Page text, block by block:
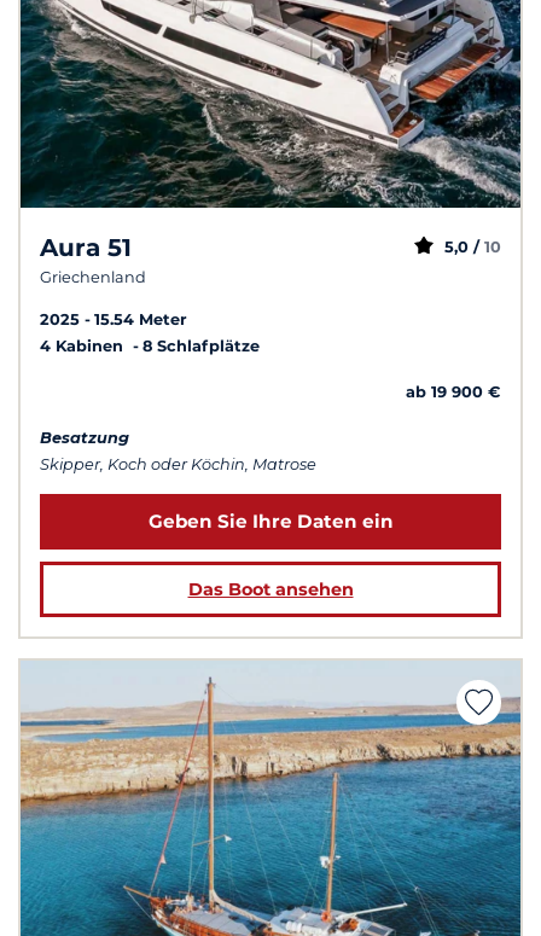
Aura 51
Griechenland
5,0 / 10
2025
15.54 Meter
4 Kabinen
8 Schlafplätze
ab 19 900 €
Besatzung
Skipper, Koch oder Köchin, Matrose
Geben Sie Ihre Daten ein
Das Boot ansehen